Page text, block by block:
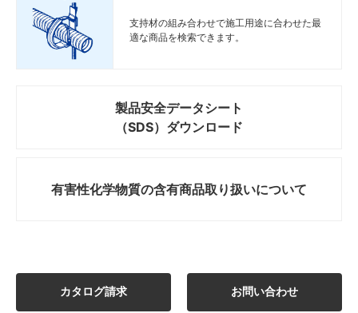
支持材の組み合わせで施工用途に合わせた最
適な商品を検索できます。
製品安全データシート
（SDS）ダウンロード
有害性化学物質の含有商品取り扱いについて
カタログ請求 お問い合わせ